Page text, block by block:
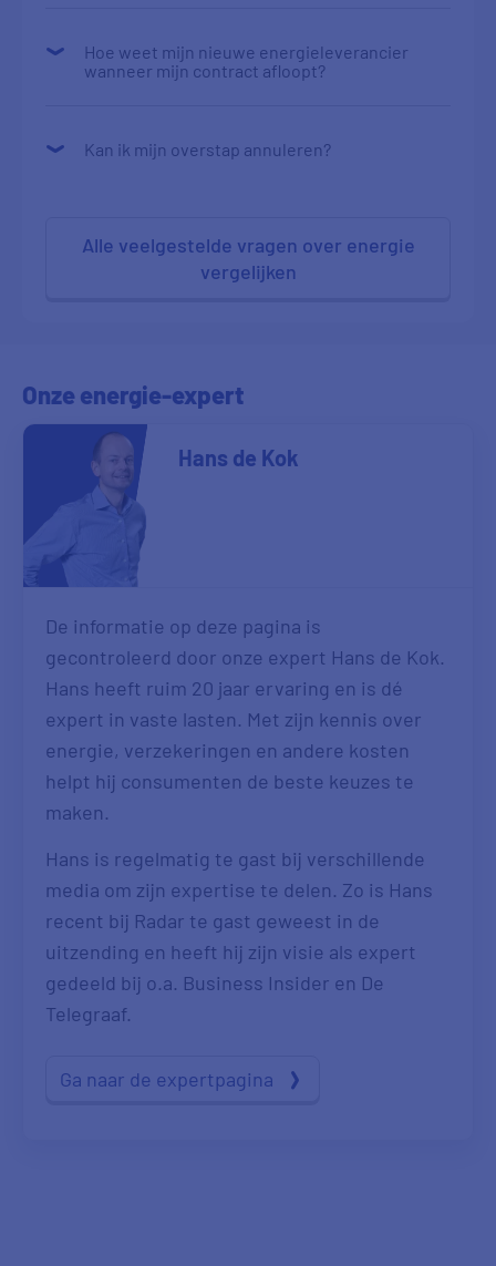
Hoe weet mijn nieuwe energieleverancier
wanneer mijn contract afloopt?
Kan ik mijn overstap annuleren?
Alle veelgestelde vragen over energie
vergelijken
Onze energie-expert
Hans de Kok
De informatie op deze pagina is
gecontroleerd door onze expert Hans de Kok.
Hans heeft ruim 20 jaar ervaring en is dé
expert in vaste lasten. Met zijn kennis over
energie, verzekeringen en andere kosten
helpt hij consumenten de beste keuzes te
maken.
Hans is regelmatig te gast bij verschillende
media om zijn expertise te delen. Zo is Hans
recent bij Radar te gast geweest in de
uitzending en heeft hij zijn visie als expert
gedeeld bij o.a. Business Insider en De
Telegraaf.
Ga naar de expertpagina